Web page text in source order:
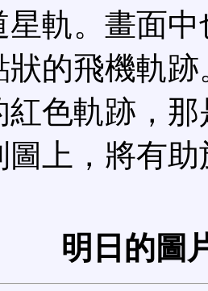
星軌。畫面
狀的飛機軌
紅色軌跡，
圖上，將有
明日的圖